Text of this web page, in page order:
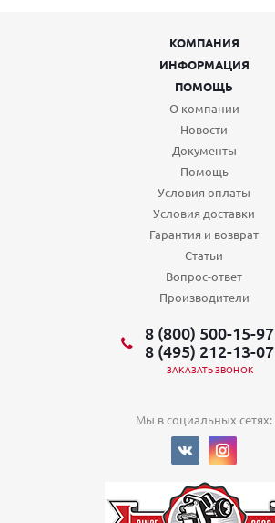
КОМПАНИЯ
ИНФОРМАЦИЯ
ПОМОЩЬ
О компании
Новости
Документы
Помощь
Условия оплаты
Условия доставки
Гарантия и возврат
Статьи
Вопрос-ответ
Производители
8 (800) 500-15-97
8 (495) 212-13-07
ЗАКАЗАТЬ ЗВОНОК
Мы в социальных сетях: